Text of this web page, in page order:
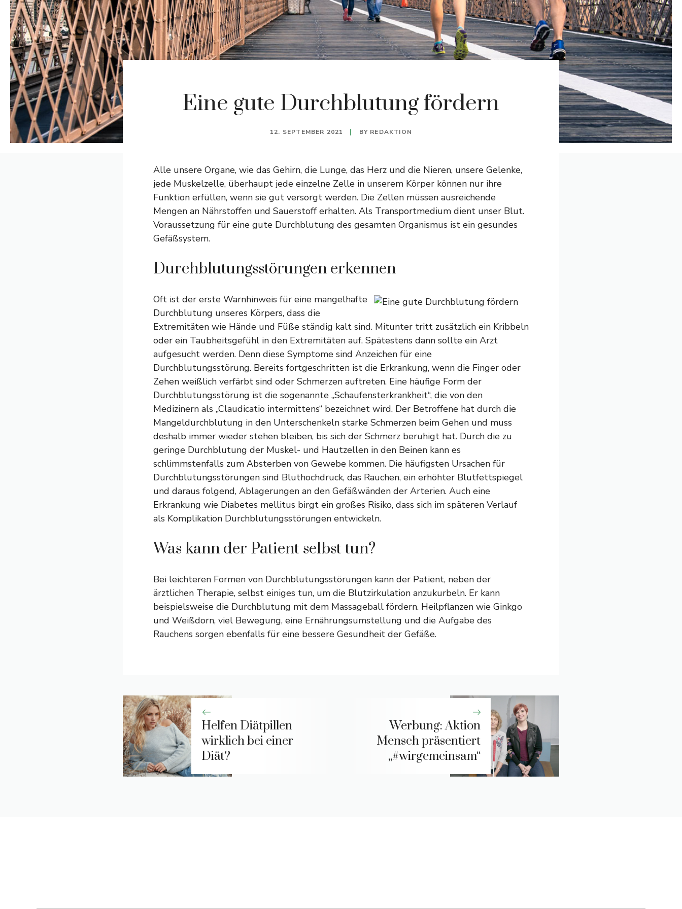
Eine gute Durchblutung fördern
12. SEPTEMBER 2021 BY REDAKTION
Alle unsere Organe, wie das Gehirn, die Lunge, das Herz und die Nieren, unsere Gelenke,
jede Muskelzelle, überhaupt jede einzelne Zelle in unserem Körper können nur ihre
Funktion erfüllen, wenn sie gut versorgt werden. Die Zellen müssen ausreichende
Mengen an Nährstoffen und Sauerstoff erhalten. Als Transportmedium dient unser Blut.
Voraussetzung für eine gute Durchblutung des gesamten Organismus ist ein gesundes
Gefäßsystem.
Durchblutungsstörungen erkennen
Oft ist der erste Warnhinweis für eine mangelhafte
Durchblutung unseres Körpers, dass die
Extremitäten wie Hände und Füße ständig kalt sind. Mitunter tritt zusätzlich ein Kribbeln
oder ein Taubheitsgefühl in den Extremitäten auf. Spätestens dann sollte ein Arzt
aufgesucht werden. Denn diese Symptome sind Anzeichen für eine
Durchblutungsstörung. Bereits fortgeschritten ist die Erkrankung, wenn die Finger oder
Zehen weißlich verfärbt sind oder Schmerzen auftreten. Eine häufige Form der
Durchblutungsstörung ist die sogenannte „Schaufensterkrankheit“, die von den
Medizinern als „Claudicatio intermittens“ bezeichnet wird. Der Betroffene hat durch die
Mangeldurchblutung in den Unterschenkeln starke Schmerzen beim Gehen und muss
deshalb immer wieder stehen bleiben, bis sich der Schmerz beruhigt hat. Durch die zu
geringe Durchblutung der Muskel- und Hautzellen in den Beinen kann es
schlimmstenfalls zum Absterben von Gewebe kommen. Die häufigsten Ursachen für
Durchblutungsstörungen sind Bluthochdruck, das Rauchen, ein erhöhter Blutfettspiegel
und daraus folgend, Ablagerungen an den Gefäßwänden der Arterien. Auch eine
Erkrankung wie Diabetes mellitus birgt ein großes Risiko, dass sich im späteren Verlauf
als Komplikation Durchblutungsstörungen entwickeln.
Was kann der Patient selbst tun?
Bei leichteren Formen von Durchblutungsstörungen kann der Patient, neben der
ärztlichen Therapie, selbst einiges tun, um die Blutzirkulation anzukurbeln. Er kann
beispielsweise die Durchblutung mit dem Massageball fördern. Heilpflanzen wie Ginkgo
und Weißdorn, viel Bewegung, eine Ernährungsumstellung und die Aufgabe des
Rauchens sorgen ebenfalls für eine bessere Gesundheit der Gefäße.
Helfen Diätpillen
wirklich bei einer
Diät?
Werbung: Aktion
Mensch präsentiert
„#wirgemeinsam“